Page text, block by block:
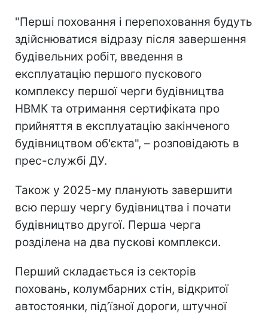
"Перші поховання і перепоховання будуть
здійснюватися відразу після завершення
будівельних робіт, введення в
експлуатацію першого пускового
комплексу першої черги будівництва
НВМК та отримання сертифіката про
прийняття в експлуатацію закінченого
будівництвом об'єкта", – розповідають в
прес-службі ДУ.
Також у 2025-му планують завершити
всю першу чергу будівництва і почати
будівництво другої. Перша черга
розділена на два пускові комплекси.
Перший складається із секторів
поховань, колумбарних стін, відкритої
автостоянки, під’їзної дороги, штучної